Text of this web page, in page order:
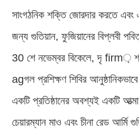
সাংগঠনিক শক্তি জোরদার করতে এবং
জন্য গুতিয়ান, ফুজিয়ানের বিপ্লবী
30 শে নভেম্বর বিকেলে, দৃ firm়
agগল প্রশিক্ষণ শিবির
একটি প্রতিষ্ঠানের অবশ্যই একটি
চেয়ারম্যান মাও এবং চীনা রেড আর্মি